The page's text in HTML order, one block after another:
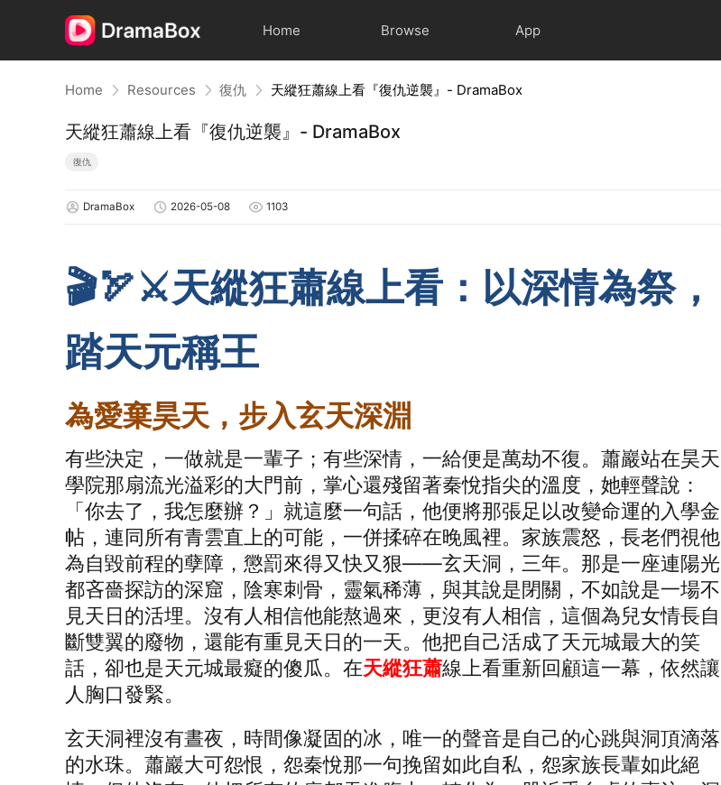
Home Browse App
Home Resources 復仇 天縱狂蕭線上看『復仇逆襲』- DramaBox
天縱狂蕭線上看『復仇逆襲』- DramaBox
復仇
DramaBox 2026-05-08 1103
🎬🏹⚔️天縱狂蕭線上看：以深情為祭，
踏天元稱王
為愛棄昊天，步入玄天深淵
有些決定，一做就是一輩子；有些深情，一給便是萬劫不復。蕭巖站在昊天
學院那扇流光溢彩的大門前，掌心還殘留著秦悅指尖的溫度，她輕聲說：
「你去了，我怎麼辦？」就這麼一句話，他便將那張足以改變命運的入學金
帖，連同所有青雲直上的可能，一併揉碎在晚風裡。家族震怒，長老們視他
為自毀前程的孽障，懲罰來得又快又狠——玄天洞，三年。那是一座連陽光
都吝嗇探訪的深窟，陰寒刺骨，靈氣稀薄，與其說是閉關，不如說是一場不
見天日的活埋。沒有人相信他能熬過來，更沒有人相信，這個為兒女情長自
斷雙翼的廢物，還能有重見天日的一天。他把自己活成了天元城最大的笑
話，卻也是天元城最癡的傻瓜。在天縱狂蕭線上看重新回顧這一幕，依然讓
人胸口發緊。
玄天洞裡沒有晝夜，時間像凝固的冰，唯一的聲音是自己的心跳與洞頂滴落
的水珠。蕭巖大可怨恨，怨秦悅那一句挽留如此自私，怨家族長輩如此絕